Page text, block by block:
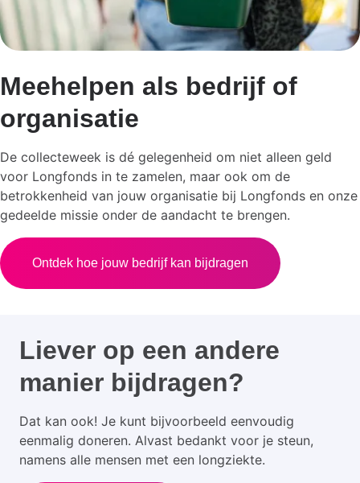
Meehelpen als bedrijf of
organisatie
De collecteweek is dé gelegenheid om niet alleen geld
voor Longfonds in te zamelen, maar ook om de
betrokkenheid van jouw organisatie bij Longfonds en onze
gedeelde missie onder de aandacht te brengen.
Ontdek hoe jouw bedrijf kan bijdragen
Liever op een andere
manier bijdragen?
Dat kan ook! Je kunt bijvoorbeeld eenvoudig
eenmalig doneren. Alvast bedankt voor je steun,
namens alle mensen met een longziekte.